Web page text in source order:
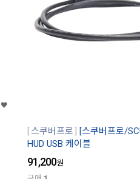
스쿠버프로
[스쿠버프로/
HUD USB 케이블
91,200원